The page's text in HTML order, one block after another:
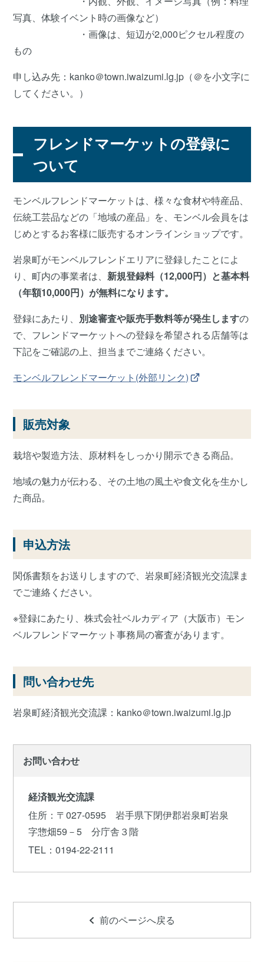
写真、体験イベント時の画像など）
・画像は、短辺が2,000ピクセル程度の
もの
申し込み先：kanko＠town.iwaizumi.lg.jp（＠を小文字に
してください。）
フレンドマーケットの登録に
ついて
モンベルフレンドマーケットは、様々な食材や特産品、
伝統工芸品などの「地域の産品」を、モンベル会員をは
じめとするお客様に販売するオンラインショップです。
岩泉町がモンベルフレンドエリアに登録したことによ
り、町内の事業者は、新規登録料（12,000円）と基本料
（年額10,000円）が無料になります。
登録にあたり、 別途審査や販売手数料等が発生しますの
で、フレンドマーケットへの登録を希望される店舗等は
下記をご確認の上、担当までご連絡ください。
モンベルフレンドマーケット(外部リンク)
販売対象
栽培や製造方法、原材料をしっかり開示できる商品。
地域の魅力が伝わる、その土地の風土や食文化を生かし
た商品。
申込方法
関係書類をお送りしますので、岩泉町経済観光交流課ま
でご連絡ください。
※登録にあたり、株式会社ベルカディア（大阪市）モン
ベルフレンドマーケット事務局の審査があります。
問い合わせ先
岩泉町経済観光交流課：kanko＠town.iwaizumi.lg.jp
お問い合わせ
経済観光交流課
住所 ：〒027-0595 岩手県下閉伊郡岩泉町岩泉
字惣畑59－5 分庁舎３階
TEL ：0194-22-2111
前のページへ戻る